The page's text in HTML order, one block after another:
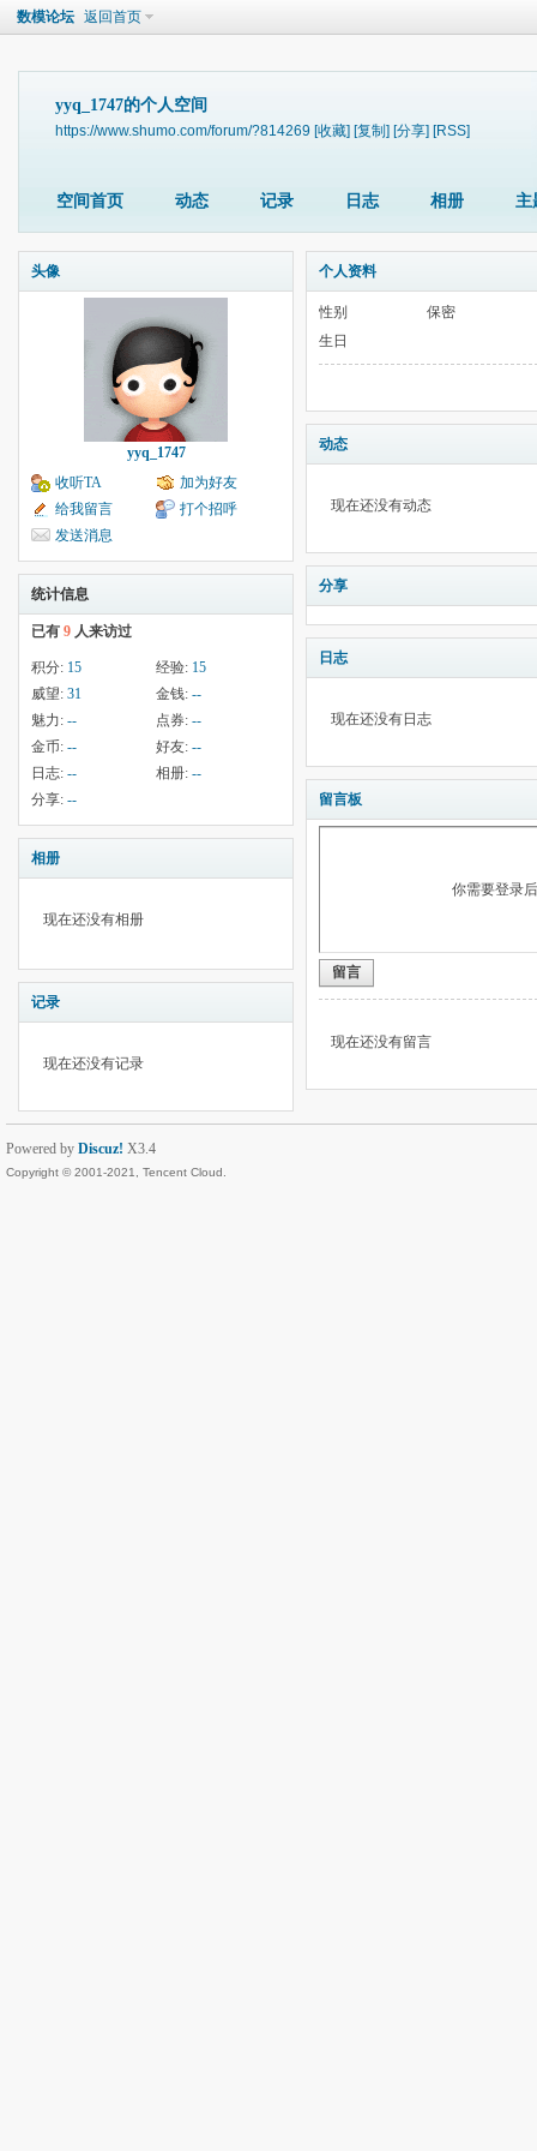
数模论坛 返回首页
yyq_1747的个人空间
https://www.shumo.com/forum/?814269 [收藏] [复制] [分享] [RSS]
空间首页 动态 记录 日志 相册 主
头像
yyq_1747
收听TA
加为好友
给我留言
打个招呼
发送消息
统计信息
已有 9 人来访过
积分: 15 经验: 15
威望: 31 金钱: --
魅力: -- 点券: --
金币: -- 好友: --
日志: -- 相册: --
分享: --
相册
现在还没有相册
记录
现在还没有记录
个人资料
性别
保密
生日
动态
现在还没有动态
分享
日志
现在还没有日志
留言板
你需要登录
留言
现在还没有留言
Powered by Discuz! X3.4
Copyright © 2001-2021, Tencent Cloud.